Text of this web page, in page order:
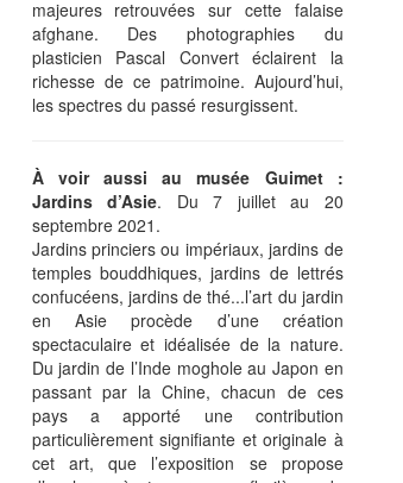
majeures retrouvées sur cette falaise
afghane. Des photographies du
plasticien Pascal Convert éclairent la
richesse de ce patrimoine. Aujourd’hui,
les spectres du passé resurgissent.
À voir aussi au musée Guimet :
Jardins d’Asie. Du 7 juillet au 20
septembre 2021.
Jardins princiers ou impériaux, jardins de
temples bouddhiques, jardins de lettrés
confucéens, jardins de thé...l’art du jardin
en Asie procède d’une création
spectaculaire et idéalisée de la nature.
Du jardin de l’Inde moghole au Japon en
passant par la Chine, chacun de ces
pays a apporté une contribution
particulièrement signifiante et originale à
cet art, que l’exposition se propose